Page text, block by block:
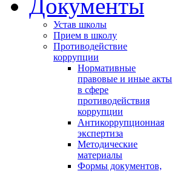
Документы
Устав школы
Прием в школу
Противодействие
коррупции
Нормативные
правовые и иные акты
в сфере
противодействия
коррупции
Антикоррупционная
экспертиза
Методические
материалы
Формы документов,